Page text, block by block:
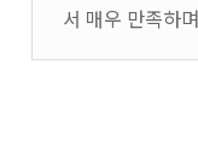
서 매우 만족하